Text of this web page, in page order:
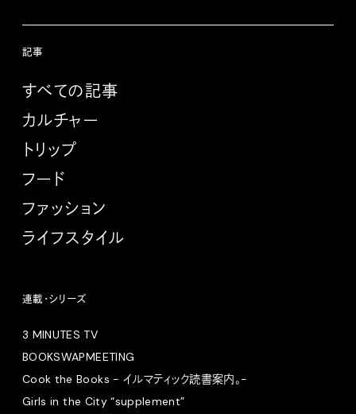
記事
すべての記事
カルチャー
トリップ
フード
ファッション
ライフスタイル
連載・シリーズ
3 MINUTES TV
BOOKSWAPMEETING
Cook the Books - イルマティック読書案内。-
Girls in the City “supplement”